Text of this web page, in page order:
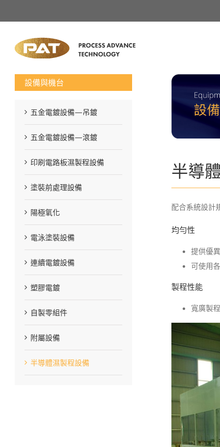
半導
配合系統設計
均勻性
提供優
可使用
製程性能
寬廣製
設備與機台
五金電鍍設備—吊鍍
五金電鍍設備—滾鍍
印刷電路板濕製程設備
塗裝前處理設備
陽極氧化
電泳塗裝設備
連續電鍍設備
塑膠電鍍
自製零組件
附屬設備
半導體濕製程設備